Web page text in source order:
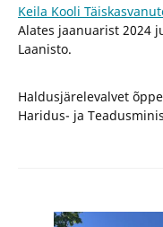
Keila Kooli
Alates jaanuarist 2024
Laanisto.
Haldusjärelevalvet
Haridus- ja